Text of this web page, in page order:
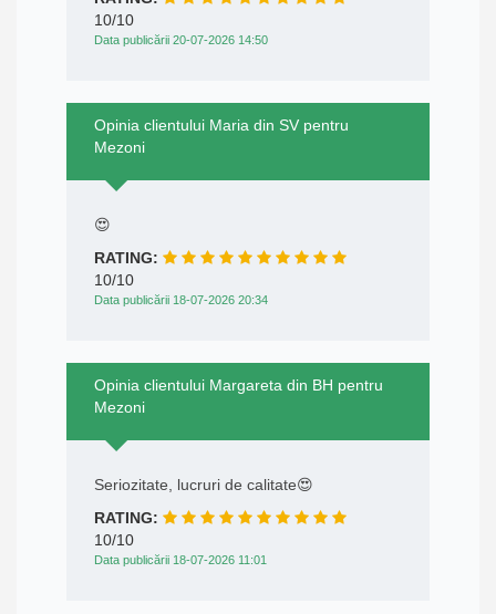
10/10
Data publicării 20-07-2026 14:50
Opinia clientului Maria din SV pentru
Mezoni
😍
RATING:
10/10
Data publicării 18-07-2026 20:34
Opinia clientului Margareta din BH pentru
Mezoni
Seriozitate, lucruri de calitate😍
RATING:
10/10
Data publicării 18-07-2026 11:01